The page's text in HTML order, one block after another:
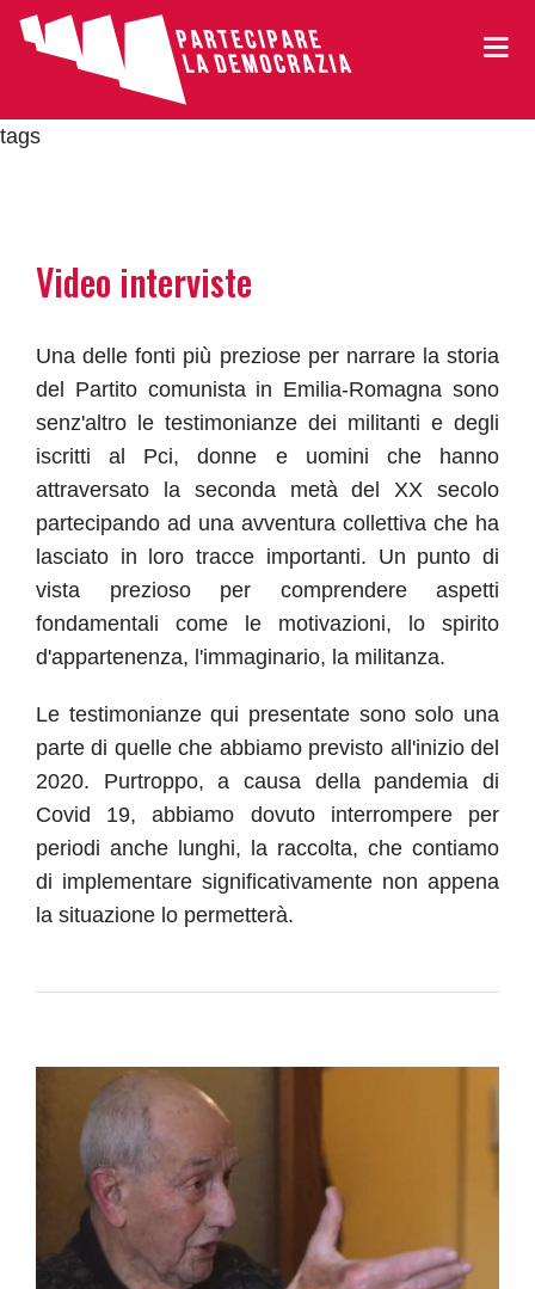
tags
Video interviste
Una delle fonti più preziose per narrare la storia
del Partito comunista in Emilia-Romagna sono
senz'altro le testimonianze dei militanti e degli
iscritti al Pci, donne e uomini che hanno
attraversato la seconda metà del XX secolo
partecipando ad una avventura collettiva che ha
lasciato in loro tracce importanti. Un punto di
vista prezioso per comprendere aspetti
fondamentali come le motivazioni, lo spirito
d'appartenenza, l'immaginario, la militanza.
Le testimonianze qui presentate sono solo una
parte di quelle che abbiamo previsto all'inizio del
2020. Purtroppo, a causa della pandemia di
Covid 19, abbiamo dovuto interrompere per
periodi anche lunghi, la raccolta, che contiamo
di implementare significativamente non appena
la situazione lo permetterà.